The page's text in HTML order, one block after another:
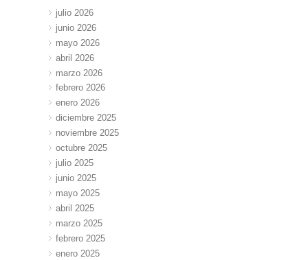
julio 2026
junio 2026
mayo 2026
abril 2026
marzo 2026
febrero 2026
enero 2026
diciembre 2025
noviembre 2025
octubre 2025
julio 2025
junio 2025
mayo 2025
abril 2025
marzo 2025
febrero 2025
enero 2025